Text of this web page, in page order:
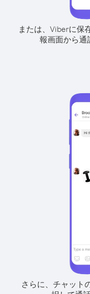
または、Viberに保
報画面から通
さらに、チャット